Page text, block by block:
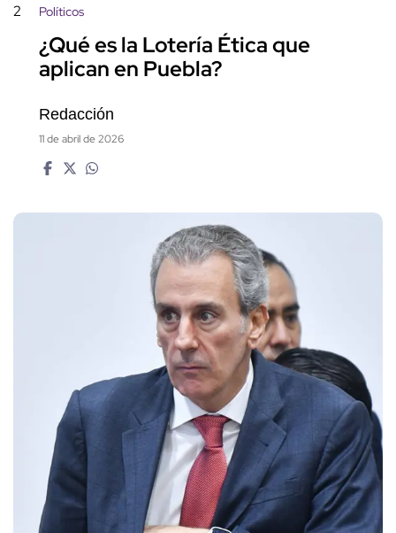
2 Políticos
¿Qué es la Lotería Ética que
aplican en Puebla?
Redacción
11 de abril de 2026